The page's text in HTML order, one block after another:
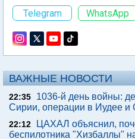
Telegram
WhatsApp
ВАЖНЫЕ НОВОСТИ
22:35
1036-й день войны:
Сирии, операции в Иудее и
22:12
ЦАХАЛ объяснил,
беспилотника "Хизбаллы"